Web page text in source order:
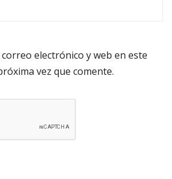
electrónico y web en este
vez que comente.